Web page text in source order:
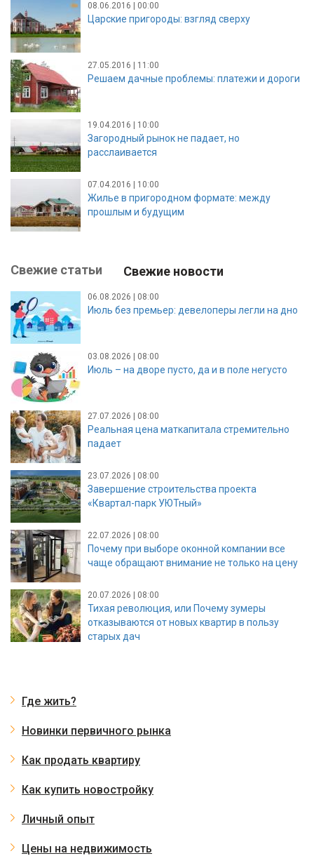
08.06.2016 | 00:00
Царские пригороды: взгляд сверху
27.05.2016 | 11:00
Решаем дачные проблемы: платежи и дороги
19.04.2016 | 10:00
Загородный рынок не падает, но
расслаивается
07.04.2016 | 10:00
Жилье в пригородном формате: между
прошлым и будущим
Свежие статьи Свежие новости
06.08.2026 | 08:00
Июль без премьер: девелоперы легли на дно
03.08.2026 | 08:00
Июль – на дворе пусто, да и в поле негусто
27.07.2026 | 08:00
Реальная цена маткапитала стремительно
падает
23.07.2026 | 08:00
Завершение строительства проекта
«Квартал-парк УЮТный»
22.07.2026 | 08:00
Почему при выборе оконной компании все
чаще обращают внимание не только на цену
20.07.2026 | 08:00
Тихая революция, или Почему зумеры
отказываются от новых квартир в пользу
старых дач
Где жить?
Новинки первичного рынка
Как продать квартиру
Как купить новостройку
Личный опыт
Цены на недвижимость